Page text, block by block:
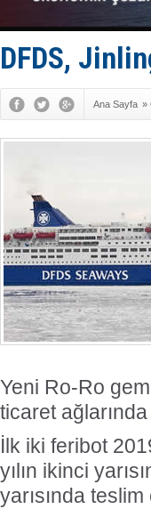
DFDS,
Ana Sayfa »
Yeni Ro-Ro
ticaret
İlk iki feribot
yılın ikinci
yarısında